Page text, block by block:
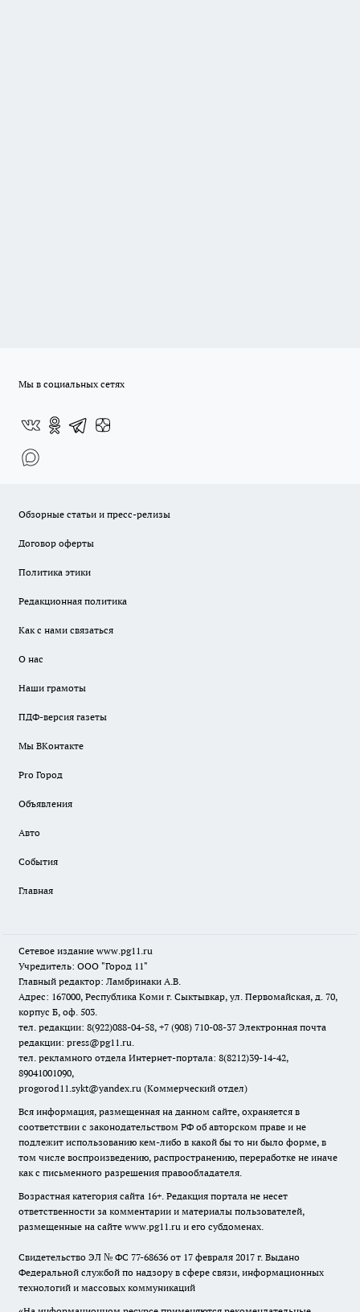
Мы в социальных сетях
Обзорные статьи и пресс-релизы
Договор оферты
Политика этики
Редакционная политика
Как с нами связаться
О нас
Наши грамоты
ПДФ-версия газеты
Мы ВКонтакте
Pro Город
Объявления
Авто
События
Главная
Сетевое издание www.pg11.ru
Учредитель: ООО "Город 11"
Главный редактор: Ламбринаки А.В.
Адрес: 167000, Республика Коми г. Сыктывкар, ул. Первомайская, д. 70,
корпус Б, оф. 503.
тел. редакции: 8(922)088-04-58, +7 (908) 710-08-37 Электронная почта
редакции: press@pg11.ru.
тел. рекламного отдела Интернет-портала: 8(8212)39-14-42,
89041001090,
progorod11.sykt@yandex.ru (Коммерческий отдел)
Вся информация, размещенная на данном сайте, охраняется в
соответствии с законодательством РФ об авторском праве и не
подлежит использованию кем-либо в какой бы то ни было форме, в
том числе воспроизведению, распространению, переработке не иначе
как с письменного разрешения правообладателя.
Возрастная категория сайта 16+. Редакция портала не несет
ответственности за комментарии и материалы пользователей,
размещенные на сайте www.pg11.ru и его субдоменах.
Свидетельство ЭЛ № ФС 77-68636 от 17 февраля 2017 г. Выдано
Федеральной службой по надзору в сфере связи, информационных
технологий и массовых коммуникаций